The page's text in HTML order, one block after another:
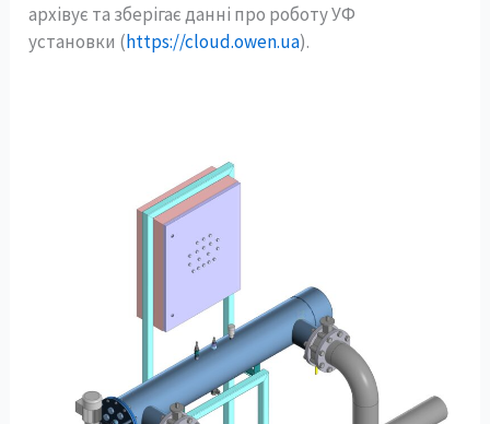
архівує та зберігає данні про роботу УФ
установки (https://cloud.owen.ua).